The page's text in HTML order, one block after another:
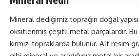
Mineral dediğimiz toprağın doğal
oksitlenmiş çeşitli metal parçalardır.
kırmızı topraklarda bulunur. Alt resim